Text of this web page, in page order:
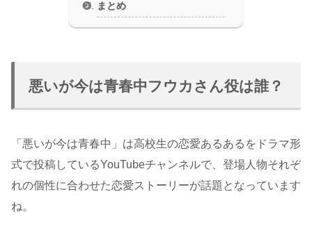
まとめ
悪いが今は青春中フウカさん役は誰？
「悪いが今は青春中」は高校生の恋愛あるあるをドラマ形
式で投稿しているYouTubeチャンネルで、登場人物それぞ
れの個性に合わせた恋愛ストーリーが話題となっています
ね。